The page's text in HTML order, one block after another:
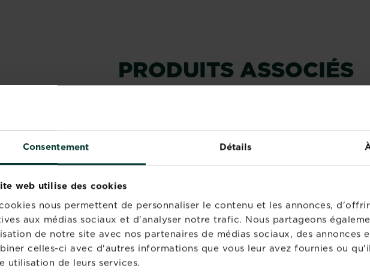
Consentement Détails
web utilise des cookies
nous permettent de personnaliser le contenu et les annonces,
aux médias sociaux et d'analyser notre trafic. Nous partageons
de notre site avec nos partenaires de médias sociaux, des annonces
celles-ci avec d'autres informations que vous leur avez fournies ou
utilisation de leurs services.
PRODUITS ASSOCIÉS
NOUVEAU NOUVEAU